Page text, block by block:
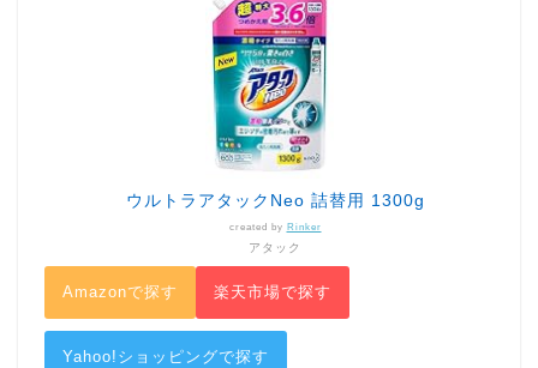
ウルトラアタックNeo 詰替用 1300g
created by Rinker
アタック
Amazonで探す 楽天市場で探す
Yahoo!ショッピングで探す